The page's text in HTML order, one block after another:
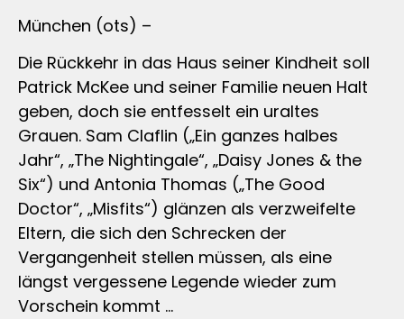
München (ots) –
Die Rückkehr in das Haus seiner Kindheit soll
Patrick McKee und seiner Familie neuen Halt
geben, doch sie entfesselt ein uraltes
Grauen. Sam Claflin („Ein ganzes halbes
Jahr“, „The Nightingale“, „Daisy Jones & the
Six“) und Antonia Thomas („The Good
Doctor“, „Misfits“) glänzen als verzweifelte
Eltern, die sich den Schrecken der
Vergangenheit stellen müssen, als eine
längst vergessene Legende wieder zum
Vorschein kommt …